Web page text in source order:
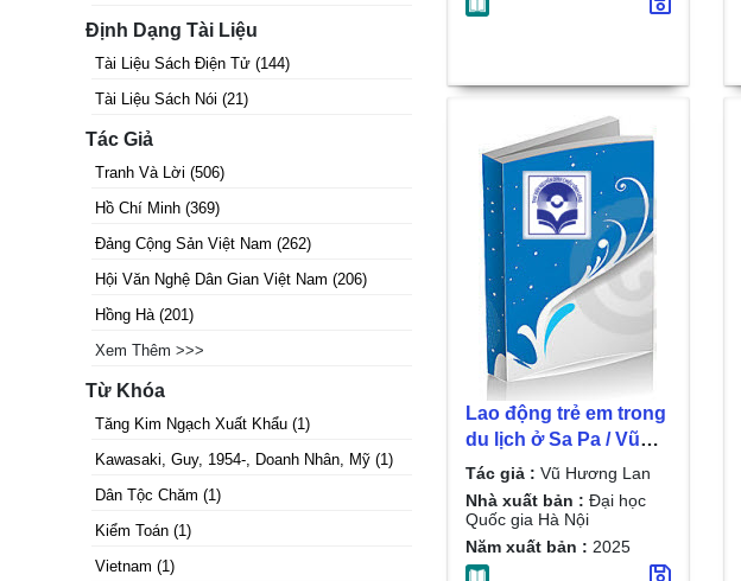
Định Dạng Tài Liệu
Tài Liệu Sách Điện Tử (144)
Tài Liệu Sách Nói (21)
Tác Giả
Tranh Và Lời (506)
Hồ Chí Minh (369)
Đảng Cộng Sản Việt Nam (262)
Hội Văn Nghệ Dân Gian Việt Nam (206)
Hồng Hà(201)
Xem Thêm >>>
Từ Khóa
Tăng Kim Ngạch Xuất Khẩu (1)
Kawasaki, Guy, 1954-, Doanh Nhân, Mỹ (1)
Dân Tộc Chăm (1)
Kiểm Toán (1)
Vietnam (1)
Lao động trẻ em trong
du lịch ở Sa Pa / Vũ
Hương Lan
Tác giả : Vũ Hương Lan
Nhà xuất bản : Đại học
Quốc gia Hà Nội
Năm xuất bản : 2025